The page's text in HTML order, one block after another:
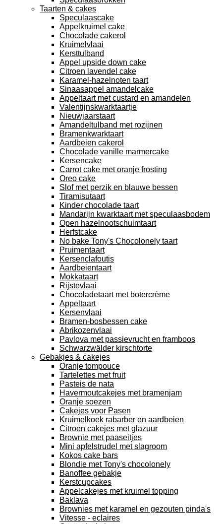
Taarten & cakes
Speculaascake
Appelkruimel cake
Chocolade cakerol
Kruimelvlaai
Kersttulband
Appel upside down cake
Citroen lavendel cake
Karamel-hazelnoten taart
Sinaasappel amandelcake
Appeltaart met custard en amandelen
Valentijnskwarktaartje
Nieuwjaarstaart
Amandeltulband met rozijnen
Bramenkwarktaart
Aardbeien cakerol
Chocolade vanille marmercake
Kersencake
Carrot cake met oranje frosting
Oreo cake
Slof met perzik en blauwe bessen
Tiramisutaart
Kinder chocolade taart
Mandarijn kwarktaart met speculaasbodem
Open hazelnootschuimtaart
Herfstcake
No bake Tony's Chocolonely taart
Pruimentaart
Kersenclafoutis
Aardbeientaart
Mokkataart
Rijstevlaai
Chocoladetaart met botercrème
Appeltaart
Kersenvlaai
Bramen-bosbessen cake
Abrikozenvlaai
Pavlova met passievrucht en framboos
Schwarzwälder kirschtorte
Gebakjes & cakejes
Oranje tompouce
Tartelettes met fruit
Pasteis de nata
Havermoutcakejes met bramenjam
Oranje soezen
Cakejes voor Pasen
Kruimelkoek rabarber en aardbeien
Citroen cakejes met glazuur
Brownie met paaseitjes
Mini apfelstrudel met slagroom
Kokos cake bars
Blondie met Tony's chocolonely
Banoffee gebakje
Kerstcupcakes
Appelcakejes met kruimel topping
Baklava
Brownies met karamel en gezouten pinda's
Vitesse - eclaires